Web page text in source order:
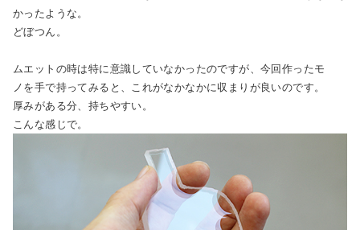
かったような。
どぼつん。
ムエットの時は特に意識していなかったのですが、今回作ったモ
ノを手で持ってみると、これがなかなかに収まりが良いのです。
厚みがある分、持ちやすい。
こんな感じで。